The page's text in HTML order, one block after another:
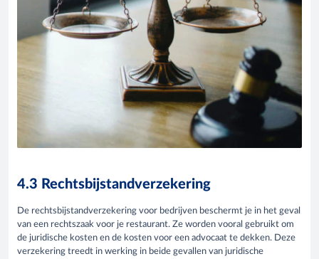
4.3 Rechtsbijstandverzekering
De rechtsbijstandverzekering voor bedrijven beschermt je in het geval
van een rechtszaak voor je restaurant. Ze worden vooral gebruikt om
de juridische kosten en de kosten voor een advocaat te dekken. Deze
verzekering treedt in werking in beide gevallen van juridische